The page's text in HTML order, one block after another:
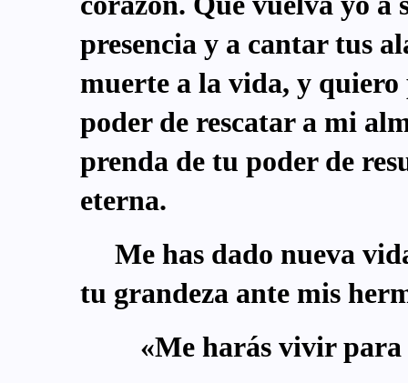
presencia y a cantar tus
muerte a la vida, y
poder de rescatar a mi
prenda de tu poder de
eterna.
Me has dado nueva
tu grandeza ante mis
«Me harás vivir